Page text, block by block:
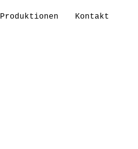
Produktionen Kontakt